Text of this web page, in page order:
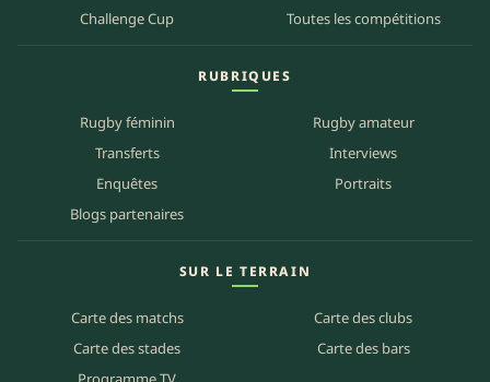
Challenge Cup
Toutes les compétitions
RUBRIQUES
Rugby féminin
Rugby amateur
Transferts
Interviews
Enquêtes
Portraits
Blogs partenaires
SUR LE TERRAIN
Carte des matchs
Carte des clubs
Carte des stades
Carte des bars